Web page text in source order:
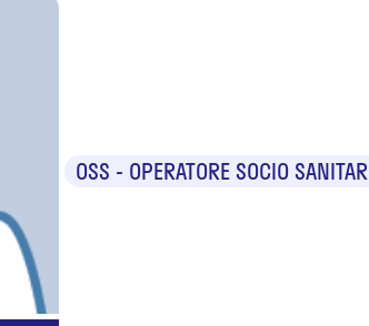
OSS - OPERATORE SOCIO